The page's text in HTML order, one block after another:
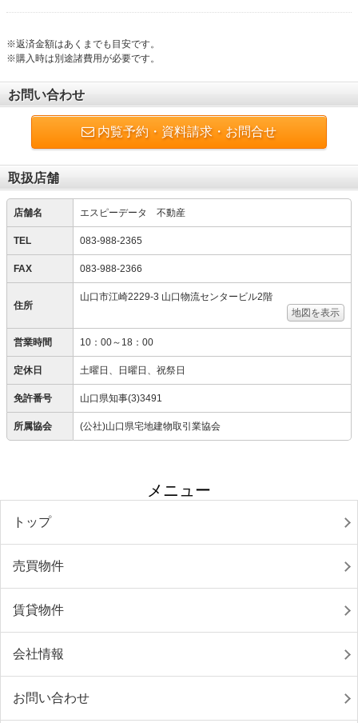
※返済金額はあくまでも目安です。
※購入時は別途諸費用が必要です。
お問い合わせ
内覧予約・資料請求・お問合せ
取扱店舗
店舗名 エスピーデータ 不動産
TEL 083-988-2365
FAX 083-988-2366
住所
山口市江崎2229-3 山口物流センタービル2階
地図を表示
営業時間 10：00～18：00
定休日 土曜日、日曜日、祝祭日
免許番号 山口県知事(3)3491
所属協会 (公社)山口県宅地建物取引業協会
メニュー
トップ
売買物件
賃貸物件
会社情報
お問い合わせ